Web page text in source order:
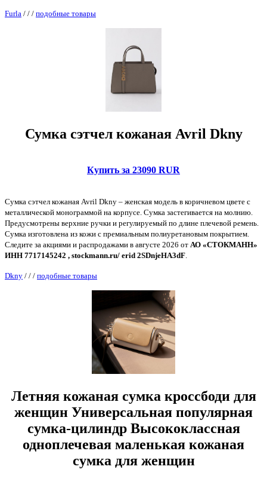
Furla / / / подобные товары
Сумка сэтчел кожаная Avril Dkny
Купить за 23090 RUR
Сумка сэтчел кожаная Avril Dkny – женская модель в коричневом цвете с
металлической монограммой на корпусе. Сумка застегивается на молнию.
Предусмотрены верхние ручки и регулируемый по длине плечевой ремень.
Сумка изготовлена из кожи с премиальным полиуретановым покрытием.
Следите за акциями и распродажами в августе 2026 от АО «СТОКМАНН»
ИНН 7717145242 , stockmann.ru/ erid 2SDnjeHA3dF.
Dkny / / / подобные товары
Летняя кожаная сумка кроссбоди для
женщин Универсальная популярная
сумка-цилиндр Высококлассная
одноплечевая маленькая кожаная
сумка для женщин